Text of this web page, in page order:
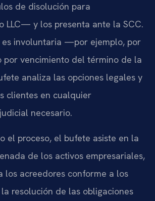
de disolución para
LLC— y los presenta ante la SCC.
es involuntaria —por ejemplo, por
por vencimiento del término de la
analiza las opciones legales y
clientes en cualquier
necesario.
el proceso, el bufete asiste en la
de los activos empresariales,
los acreedores conforme a los
resolución de las obligaciones